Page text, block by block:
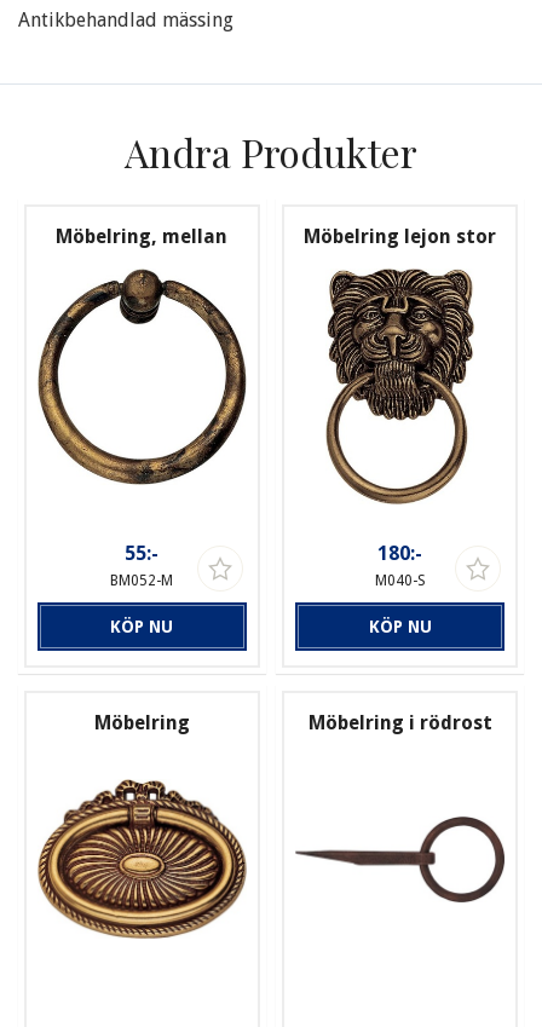
Antikbehandlad mässing
Andra Produkter
Möbelring, mellan
55:-
BM052-M
KÖP NU
Möbelring lejon stor
180:-
M040-S
KÖP NU
Möbelring Möbelring i rödrost